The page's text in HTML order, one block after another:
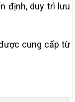
định, duy trì lưu
cung cấp từ